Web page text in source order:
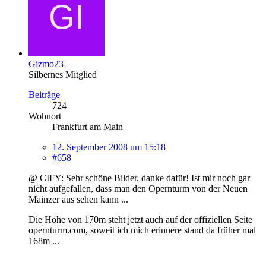
Gizmo23
Silbernes Mitglied
Beiträge
724
Wohnort
Frankfurt am Main
12. September 2008 um 15:18
#658
@ CIFY: Sehr schöne Bilder, danke dafür! Ist mir noch gar
nicht aufgefallen, dass man den Opernturm von der Neuen
Mainzer aus sehen kann ...
Die Höhe von 170m steht jetzt auch auf der offiziellen Seite
opernturm.com, soweit ich mich erinnere stand da früher mal
168m ...